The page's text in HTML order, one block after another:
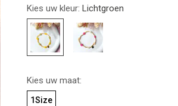
Kies uw kleur: Lichtgroen
Kies uw maat:
1Size